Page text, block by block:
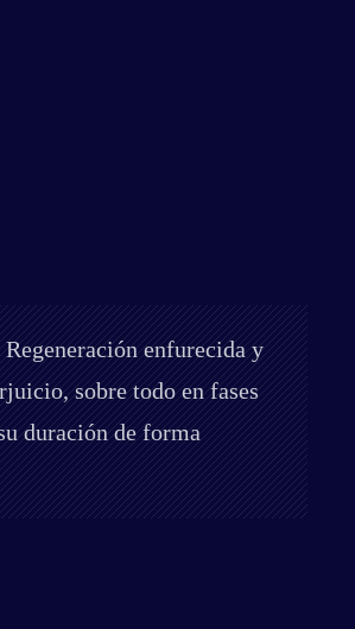
enfurecida y
sobre todo en fases
duración de forma